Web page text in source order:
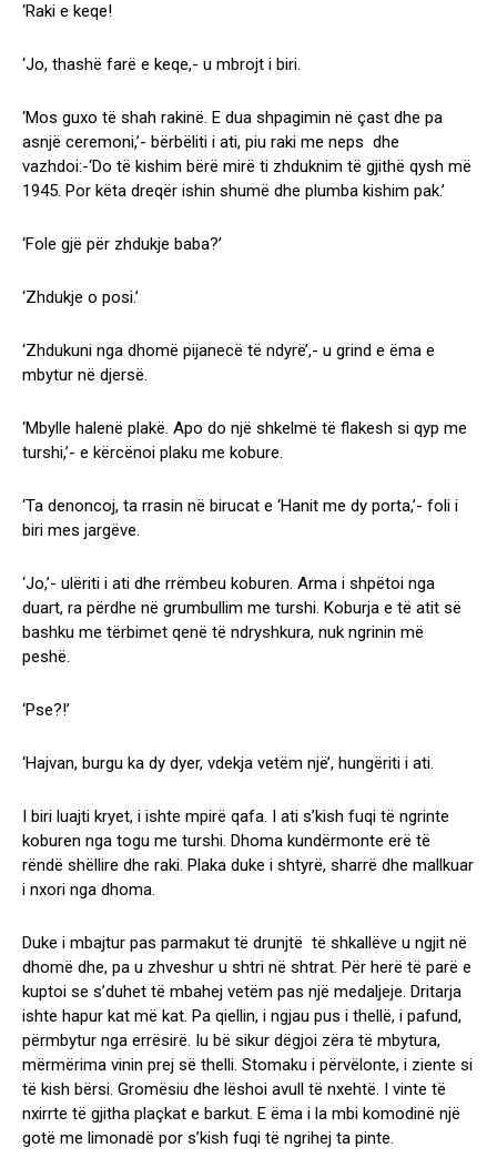
‘Raki e keqe!
‘Jo, thashë farë e keqe,- u mbrojt i biri.
‘Mos guxo të shah rakinë. E dua shpagimin në çast dhe pa
asnjë ceremoni,’- bërbëliti i ati, piu raki me neps dhe
vazhdoi:-‘Do të kishim bërë mirë ti zhduknim të gjithë qysh më
1945. Por këta dreqër ishin shumë dhe plumba kishim pak.’
‘Fole gjë për zhdukje baba?’
‘Zhdukje o posi.’
‘Zhdukuni nga dhomë pijanecë të ndyrë’,- u grind e ëma e
mbytur në djersë.
‘Mbylle halenë plakë. Apo do një shkelmë të flakesh si qyp me
turshi,’- e kërcënoi plaku me kobure.
‘Ta denoncoj, ta rrasin në birucat e ‘Hanit me dy porta,’- foli i
biri mes jargëve.
‘Jo,’- ulëriti i ati dhe rrëmbeu koburen. Arma i shpëtoi nga
duart, ra përdhe në grumbullim me turshi. Koburja e të atit së
bashku me tërbimet qenë të ndryshkura, nuk ngrinin më
peshë.
‘Pse?!’
‘Hajvan, burgu ka dy dyer, vdekja vetëm një’, hungëriti i ati.
I biri luajti kryet, i ishte mpirë qafa. I ati s’kish fuqi të ngrinte
koburen nga togu me turshi. Dhoma kundërmonte erë të
rëndë shëllire dhe raki. Plaka duke i shtyrë, sharrë dhe mallkuar
i nxori nga dhoma.
Duke i mbajtur pas parmakut të drunjtë të shkallëve u ngjit në
dhomë dhe, pa u zhveshur u shtri në shtrat. Për herë të parë e
kuptoi se s’duhet të mbahej vetëm pas një medaljeje. Dritarja
ishte hapur kat më kat. Pa qiellin, i ngjau pus i thellë, i pafund,
përmbytur nga errësirë. Iu bë sikur dëgjoi zëra të mbytura,
mërmërima vinin prej së thelli. Stomaku i përvëlonte, i ziente si
të kish bërsi. Gromësiu dhe lëshoi avull të nxehtë. I vinte të
nxirrte të gjitha plaçkat e barkut. E ëma i la mbi komodinë një
gotë me limonadë por s’kish fuqi të ngrihej ta pinte.